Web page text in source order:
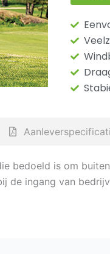
bedoeld is om
ingang van